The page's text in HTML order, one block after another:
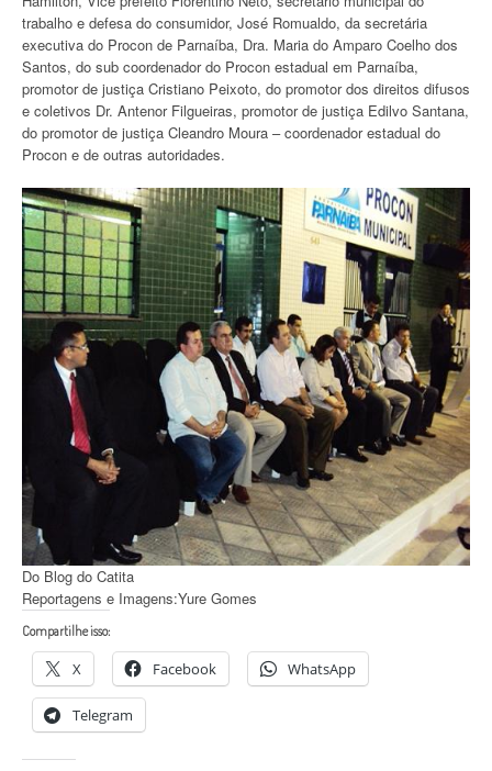
trabalho e defesa do consumidor, José Romualdo, da secretária
executiva do Procon de Parnaíba, Dra. Maria do Amparo Coelho dos
Santos, do sub coordenador do Procon estadual em Parnaíba,
promotor de justiça Cristiano Peixoto, do promotor dos direitos difusos
e coletivos Dr. Antenor Filgueiras, promotor de justiça Edilvo Santana,
do promotor de justiça Cleandro Moura – coordenador estadual do
Procon e de outras autoridades.
Do Blog do Catita
Reportagens e Imagens:Yure Gomes
Compartilhe isso:
X Facebook WhatsApp
Telegram